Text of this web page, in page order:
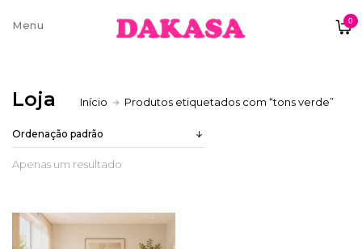
0
Sobre nós
Loja Início Produtos etiquetados com “tons verde”
Apenas um resultado